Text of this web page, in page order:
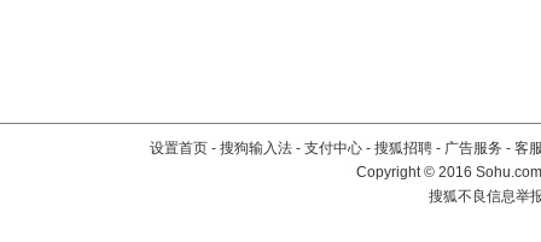
设置首页 - 搜狗输入法 - 支付中心 - 搜狐招聘 - 广告服务 - 客
Copyright©2016
搜狐不良信息举